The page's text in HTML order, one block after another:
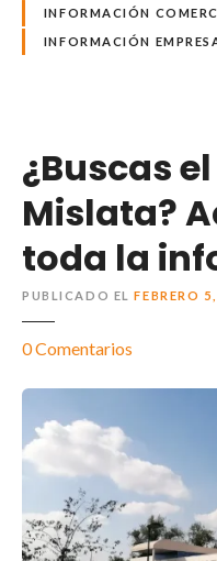
INFORMACIÓN
INFORMACIÓN
¿Buscas
Mislata?
toda la
PUBLICADO EL FEBRERO
0Comentarios